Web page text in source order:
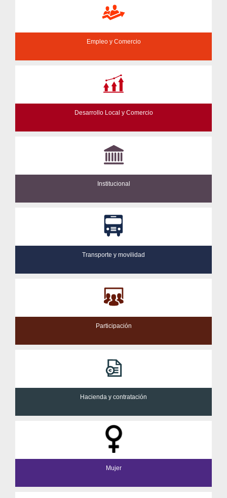
Empleo y Comercio
Desarrollo Local y Comercio
Institucional
Transporte y movilidad
Participación
Hacienda y contratación
Mujer